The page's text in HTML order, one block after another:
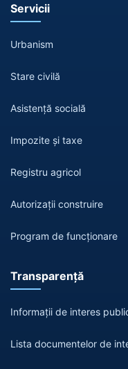
Servicii
Urbanism
Stare civilă
Asistență socială
Impozite și taxe
Registru agricol
Autorizații construire
Program de funcționare
Transparență
Informații de interes
Lista documentelor de